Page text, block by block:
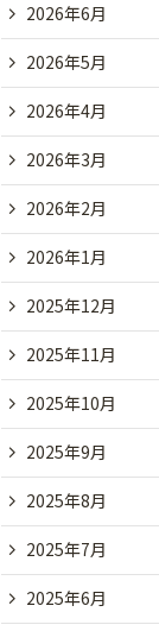
2026年6月
2026年5月
2026年4月
2026年3月
2026年2月
2026年1月
2025年12月
2025年11月
2025年10月
2025年9月
2025年8月
2025年7月
2025年6月